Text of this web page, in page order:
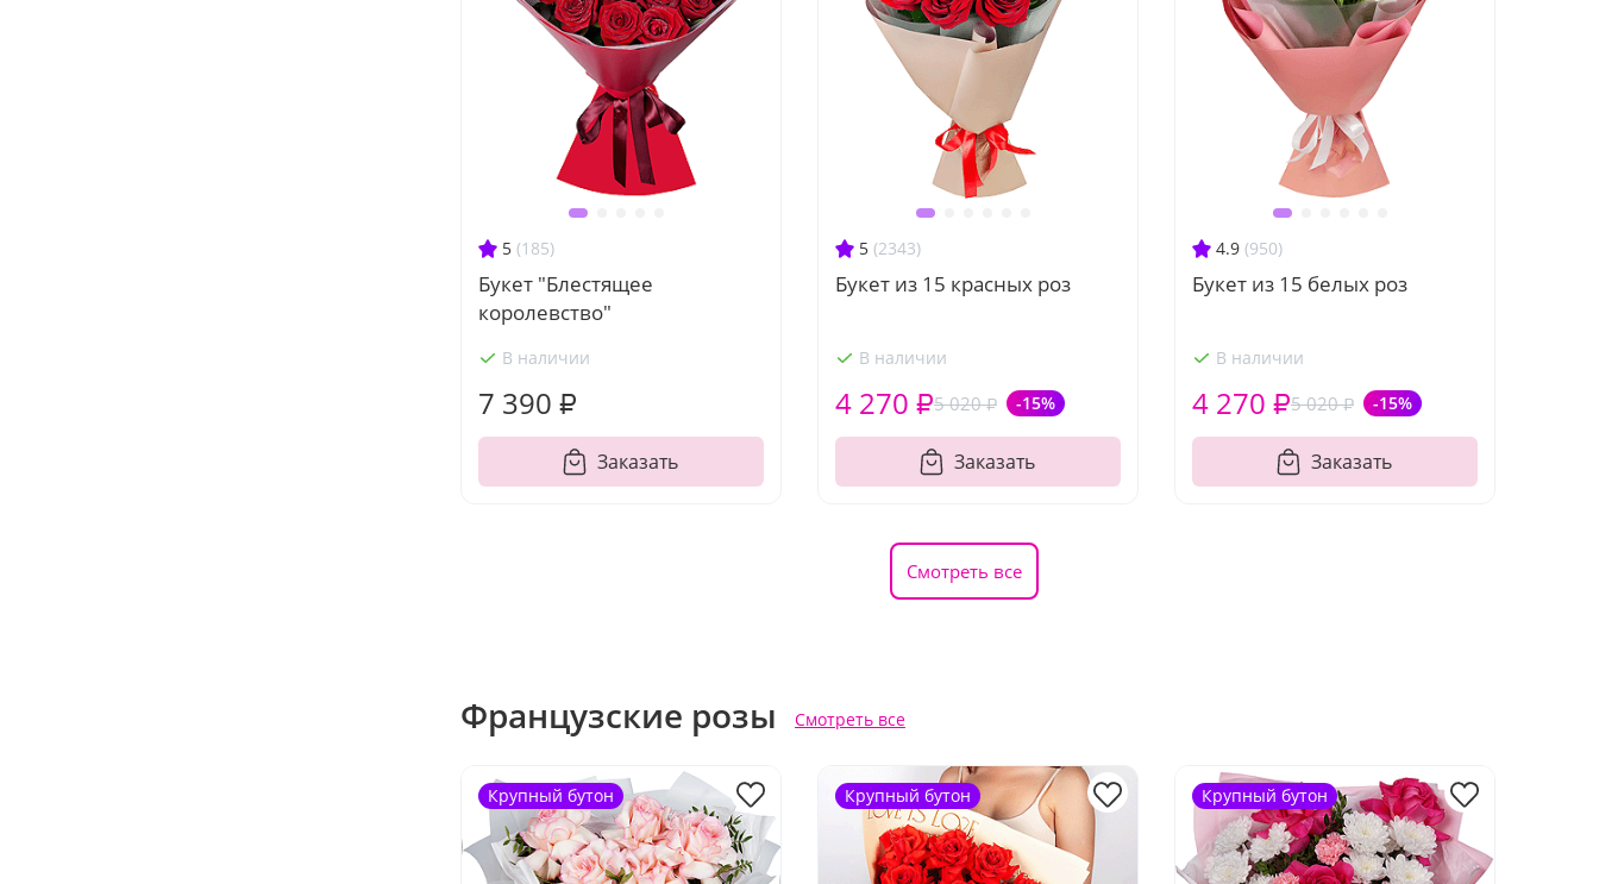
5 (185)
Букет "Блестящее
королевство"
В наличии
7 390 ₽
Заказать
5 (2343)
Букет из 15 красных роз
В наличии
5 020 ₽ -15%
4 270 ₽
Заказать
4.9 (950)
Букет из 15 белых роз
В наличии
5 020 ₽ -15%
4 270 ₽
Заказать
Смотреть все
Французские розы Смотреть все
Крупный бутон Крупный бутон Крупный бутон